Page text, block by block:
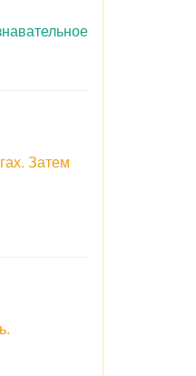
Затем